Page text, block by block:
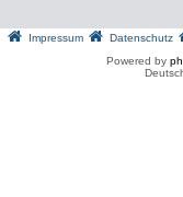
Impressum Datenschutz
Powered by